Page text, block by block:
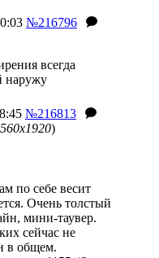
№216796
всегда
наружу
№216813
)
по себе весит
Очень толстый
мини-таувер.
сейчас не
в общем.